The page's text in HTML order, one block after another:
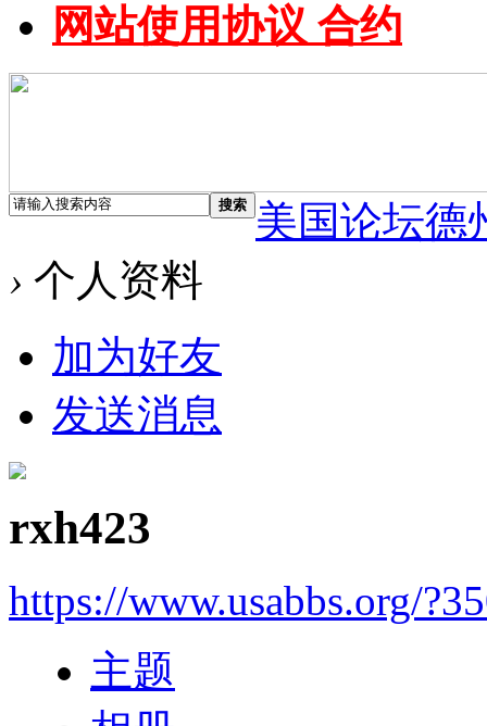
网站使用协议 合约
搜索
美国论坛德
› 个人资料
加为好友
发送消息
rxh423
https://www.usabbs.org/
主题